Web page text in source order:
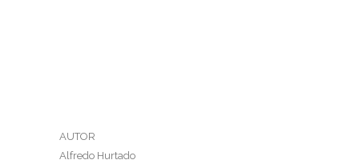
AUTOR
Alfredo Hurtado